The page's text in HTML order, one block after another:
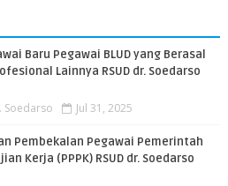
Baru Pegawai BLUD yang Berasal
Lainnya RSUD dr. Soedarso
Soedarso Jul 31, 2025
Pembekalan Pegawai Pemerintah
Kerja (PPPK) RSUD dr. Soedarso